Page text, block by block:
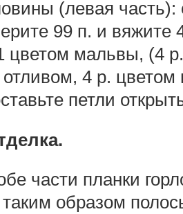
(левая
99 п. и вя­жите
цветом мальвы, (4
4 р. цветом
петли
части планки
образом